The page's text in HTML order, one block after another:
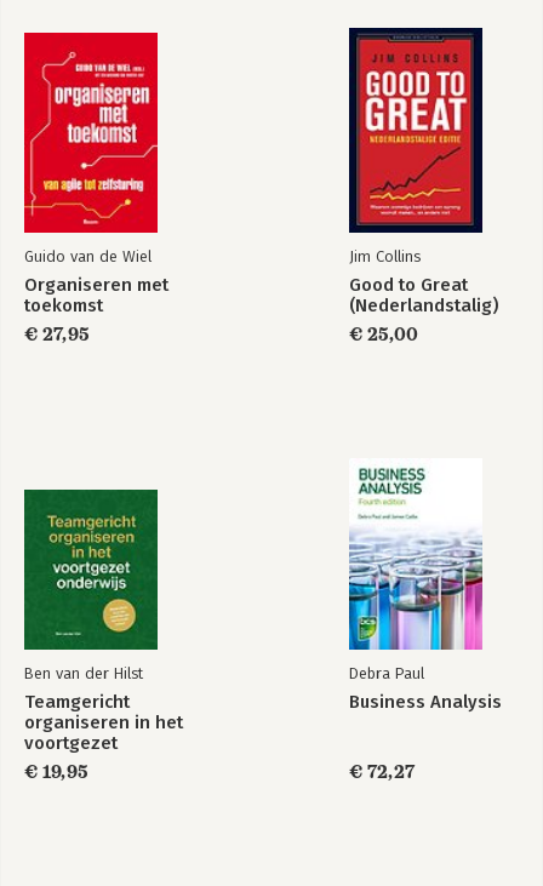
7. Nieuwe samenwerkingsvormen
8. De fuzzy firm
Deel III
9. Creëren en toepassen van kennis
10. Ontwikkelen en beheren van netwerken
11. Leiden van professionals
Deel IV
12. Naar een hoog innovatief hrm systeem
14. Back to the future
Guido van de Wiel
Organiseren met
toekomst
€ 27,95
Jim Collins
Good to Great
(Nederlandstalig)
€ 25,00
Ben van der Hilst
Teamgericht
organiseren in het
voortgezet
onderwijs
€ 19,95
Debra Paul
Business Analysis
€ 72,27